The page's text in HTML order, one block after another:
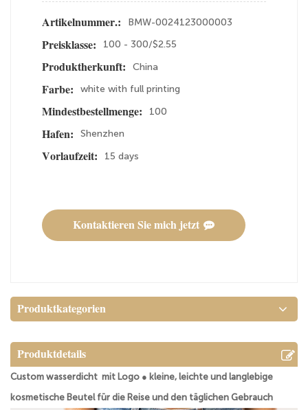
Artikelnummer.:
BMW-0024123000003
Preisklasse:
100 - 300/$2.55
Produktherkunft:
China
Farbe:
white with full printing
Mindestbestellmenge:
100
Hafen:
Shenzhen
Vorlaufzeit:
15 days
Kontaktieren Sie mich jetzt
Produktkategorien
Produktdetails
Custom wasserdicht mit Logo ● kleine, leichte und langlebige
kosmetische Beutel für die Reise und den täglichen Gebrauch